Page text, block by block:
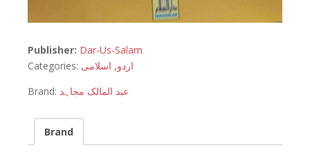
Publisher: Dar-Us-Salam
Categories:
اردو, اسلامی
Brand: عبد المالک مجاہد
Brand